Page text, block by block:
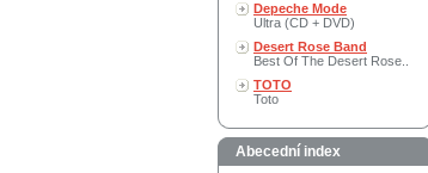
Depeche Mode
Ultra (CD + DVD)
Desert Rose Band
Best Of The Desert Rose..
TOTO
Toto
Abecední index